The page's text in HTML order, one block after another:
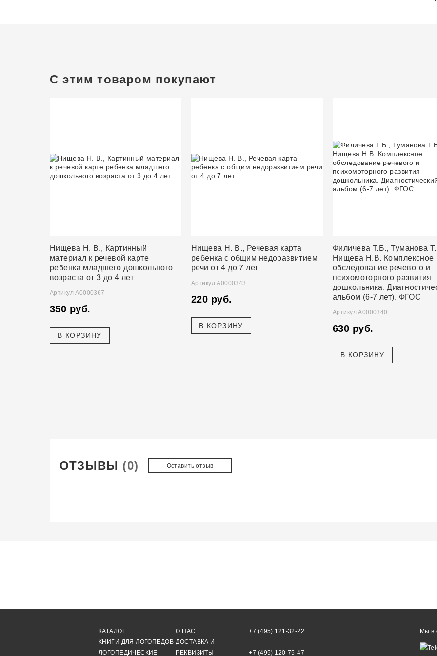
С этим товаром покупают
Нищева Н. В., Картинный
материал к речевой карте
ребенка младшего дошкольного
возраста от 3 до 4 лет
Артикул А0000367
350 руб.
В КОРЗИНУ
Нищева Н. В., Речевая карта
ребенка с общим недоразвитием
речи от 4 до 7 лет
Артикул А0000343
220 руб.
В КОРЗИНУ
Филичева Т.Б., Туманова
Нищева Н.В. Комплексное
обследование речевого и
психомоторного развития
дошкольника.
альбом (6-7 лет). ФГОС
Артикул А0000340
630 руб.
В КОРЗИНУ
ОТЗЫВЫ (0) Оставить отзыв
КАТАЛОГ
КНИГИ ДЛЯ ЛОГОПЕДОВ
ЛОГОПЕДИЧЕСКИЕ
О НАС
ДОСТАВКА И
РЕКВИЗИТЫ
+7 (495) 121-32-22
+7 (495) 120-75-47
Мы в